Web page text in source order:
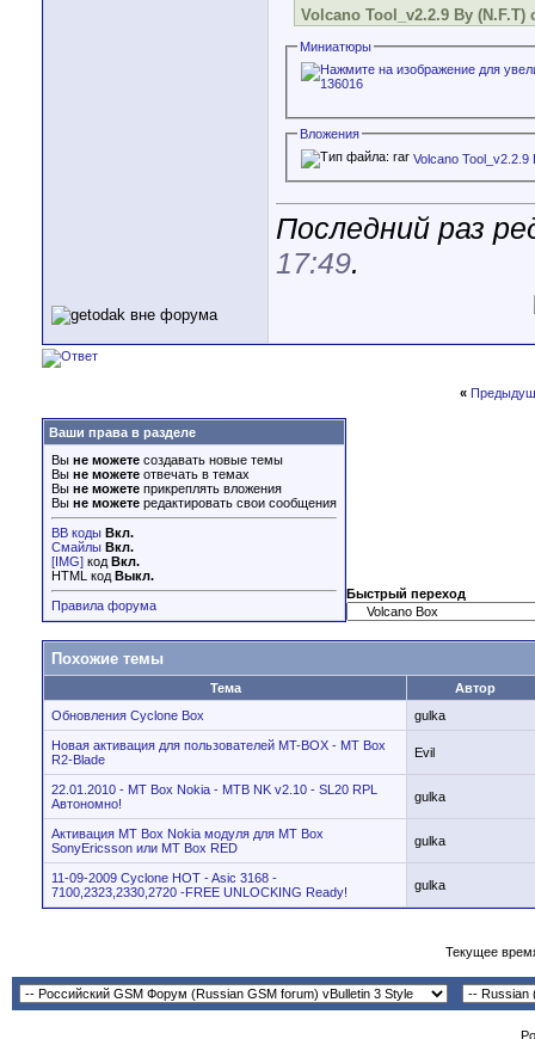
Volcano Tool_v2.2.9 By (N.F.T)
Миниатюры
Вложения
Volcano
Последний раз
17:49.
«
Ваши права в разделе
Вы не можете создавать новые темы
Вы не можете отвечать в темах
Вы не можете прикреплять вложения
Вы не можете редактировать свои сообщения
BB коды Вкл.
Смайлы Вкл.
[IMG] код Вкл.
HTML код Выкл.
Правила форума
Быстрый переход
Похожие темы
Тема
Автор
Обновления Cyclone Box
gulka
Новая активация для пользователей MT-BOX - MT Box
R2-Blade
Evil
22.01.2010 - MT Box Nokia - MTB NK v2.10 - SL20 RPL
Автономно!
gulka
Активация MT Box Nokia модуля для MT Box
SonyEricsson или MT Box RED
gulka
11-09-2009 Cyclone HOT - Asic 3168 -
7100,2323,2330,2720 -FREE UNLOCKING Ready!
gulka
Текущее